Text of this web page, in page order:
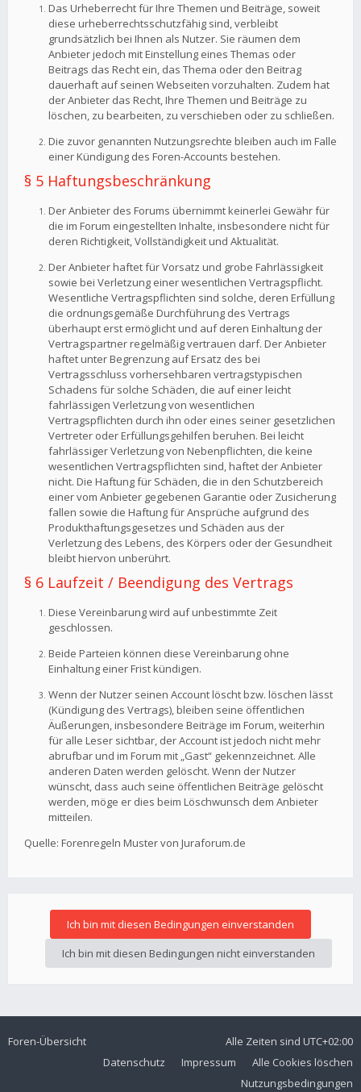
Das Urheberrecht für Ihre Themen und Beiträge, soweit
diese urheberrechtsschutzfähig sind, verbleibt
grundsätzlich bei Ihnen als Nutzer. Sie räumen dem
Anbieter jedoch mit Einstellung eines Themas oder
Beitrags das Recht ein, das Thema oder den Beitrag
dauerhaft auf seinen Webseiten vorzuhalten. Zudem hat
der Anbieter das Recht, Ihre Themen und Beiträge zu
löschen, zu bearbeiten, zu verschieben oder zu schließen.
Die zuvor genannten Nutzungsrechte bleiben auch im Falle
einer Kündigung des Foren-Accounts bestehen.
§ 5 Haftungsbeschränkung
Der Anbieter des Forums übernimmt keinerlei Gewähr für
die im Forum eingestellten Inhalte, insbesondere nicht für
deren Richtigkeit, Vollständigkeit und Aktualität.
Der Anbieter haftet für Vorsatz und grobe Fahrlässigkeit
sowie bei Verletzung einer wesentlichen Vertragspflicht.
Wesentliche Vertragspflichten sind solche, deren Erfüllung
die ordnungsgemäße Durchführung des Vertrags
überhaupt erst ermöglicht und auf deren Einhaltung der
Vertragspartner regelmäßig vertrauen darf. Der Anbieter
haftet unter Begrenzung auf Ersatz des bei
Vertragsschluss vorhersehbaren vertragstypischen
Schadens für solche Schäden, die auf einer leicht
fahrlässigen Verletzung von wesentlichen
Vertragspflichten durch ihn oder eines seiner gesetzlichen
Vertreter oder Erfüllungsgehilfen beruhen. Bei leicht
fahrlässiger Verletzung von Nebenpflichten, die keine
wesentlichen Vertragspflichten sind, haftet der Anbieter
nicht. Die Haftung für Schäden, die in den Schutzbereich
einer vom Anbieter gegebenen Garantie oder Zusicherung
fallen sowie die Haftung für Ansprüche aufgrund des
Produkthaftungsgesetzes und Schäden aus der
Verletzung des Lebens, des Körpers oder der Gesundheit
bleibt hiervon unberührt.
§ 6 Laufzeit / Beendigung des Vertrags
Diese Vereinbarung wird auf unbestimmte Zeit
geschlossen.
Beide Parteien können diese Vereinbarung ohne
Einhaltung einer Frist kündigen.
Wenn der Nutzer seinen Account löscht bzw. löschen lässt
(Kündigung des Vertrags), bleiben seine öffentlichen
Äußerungen, insbesondere Beiträge im Forum, weiterhin
für alle Leser sichtbar, der Account ist jedoch nicht mehr
abrufbar und im Forum mit „Gast“ gekennzeichnet. Alle
anderen Daten werden gelöscht. Wenn der Nutzer
wünscht, dass auch seine öffentlichen Beiträge gelöscht
werden, möge er dies beim Löschwunsch dem Anbieter
mitteilen.
Quelle: Forenregeln Muster von Juraforum.de
Foren-Übersicht Alle Zeiten sind UTC+02:00
Alle Cookies löschen
Impressum
Datenschutz
Nutzungsbedingungen